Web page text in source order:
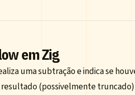
em Zig
uma subtração e indica se
(possivelmente